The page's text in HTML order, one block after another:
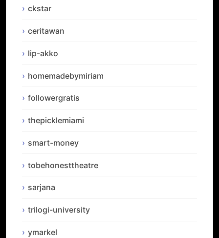
ckstar
ceritawan
lip-akko
homemadebymiriam
followergratis
thepicklemiami
smart-money
tobehonesttheatre
sarjana
trilogi-university
ymarkel